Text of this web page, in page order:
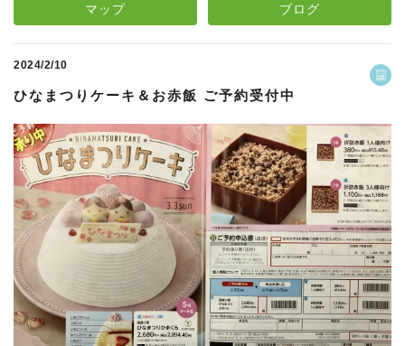
マップ ブログ
2024/2/10
ひなまつりケーキ＆お赤飯 ご予約受付中